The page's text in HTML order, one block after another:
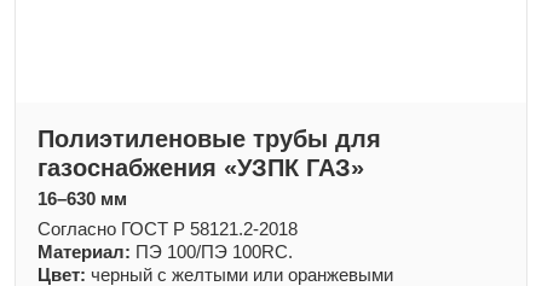
Полиэтиленовые трубы для
газоснабжения «УЗПК ГАЗ»
16–630 мм
Согласно ГОСТ Р 58121.2-2018
Материал: ПЭ 100/ПЭ 100RC.
Цвет: черный с желтыми или оранжевыми